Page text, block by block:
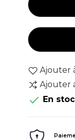
Ajouter
Ajouter
 En